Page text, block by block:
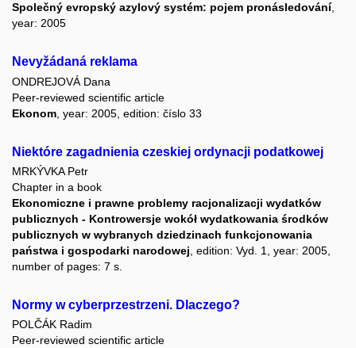
Společný evropský azylový systém: pojem pronásledování,
year: 2005
Nevyžádaná reklama
ONDREJOVÁ Dana
Peer-reviewed scientific article
Ekonom , year: 2005, edition: číslo 33
Niektóre zagadnienia czeskiej ordynacji podatkowej
MRKÝVKA Petr
Chapter in a book
Ekonomiczne i prawne problemy racjonalizacji wydatków
publicznych - Kontrowersje wokół wydatkowania środków
publicznych w wybranych dziedzinach funkcjonowania
państwa i gospodarki narodowej , edition: Vyd. 1, year: 2005,
number of pages: 7 s.
Normy w cyberprzestrzeni. Dlaczego?
POLČÁK Radim
Peer-reviewed scientific article